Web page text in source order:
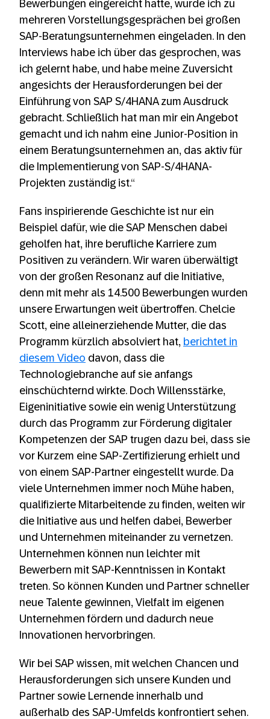
Bewerbungen eingereicht hatte, wurde ich zu
mehreren Vorstellungsgesprächen bei großen
SAP-Beratungsunternehmen eingeladen. In den
Interviews habe ich über das gesprochen, was
ich gelernt habe, und habe meine Zuversicht
angesichts der Herausforderungen bei der
Einführung von SAP S/4HANA zum Ausdruck
gebracht. Schließlich hat man mir ein Angebot
gemacht und ich nahm eine Junior-Position in
einem Beratungsunternehmen an, das aktiv für
die Implementierung von SAP-S/4HANA-
Projekten zuständig ist.“
Fans inspirierende Geschichte ist nur ein
Beispiel dafür, wie die SAP Menschen dabei
geholfen hat, ihre berufliche Karriere zum
Positiven zu verändern. Wir waren überwältigt
von der großen Resonanz auf die Initiative,
denn mit mehr als 14.500 Bewerbungen wurden
unsere Erwartungen weit übertroffen. Chelcie
Scott, eine alleinerziehende Mutter, die das
Programm kürzlich absolviert hat, berichtet in
diesem Video davon, dass die
Technologiebranche auf sie anfangs
einschüchternd wirkte. Doch Willensstärke,
Eigeninitiative sowie ein wenig Unterstützung
durch das Programm zur Förderung digitaler
Kompetenzen der SAP trugen dazu bei, dass sie
vor Kurzem eine SAP-Zertifizierung erhielt und
von einem SAP-Partner eingestellt wurde. Da
viele Unternehmen immer noch Mühe haben,
qualifizierte Mitarbeitende zu finden, weiten wir
die Initiative aus und helfen dabei, Bewerber
und Unternehmen miteinander zu vernetzen.
Unternehmen können nun leichter mit
Bewerbern mit SAP-Kenntnissen in Kontakt
treten. So können Kunden und Partner schneller
neue Talente gewinnen, Vielfalt im eigenen
Unternehmen fördern und dadurch neue
Innovationen hervorbringen.
Wir bei SAP wissen, mit welchen Chancen und
Herausforderungen sich unsere Kunden und
Partner sowie Lernende innerhalb und
außerhalb des SAP-Umfelds konfrontiert sehen.